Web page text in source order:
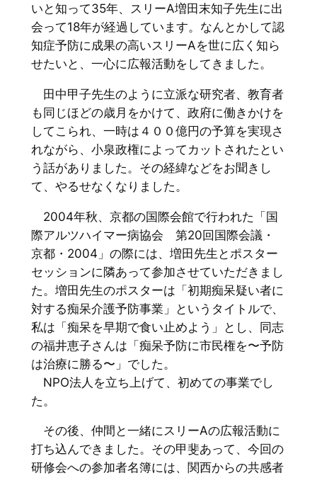
いと知って35年、スリーA増田末知子先生に出
会って18年が経過しています。なんとかして認
知症予防に成果の高いスリーAを世に広く知ら
せたいと、一心に広報活動をしてきました。
田中甲子先生のように立派な研究者、教育者
も同じほどの歳月をかけて、政府に働きかけを
してこられ、一時は４００億円の予算を実現さ
れながら、小泉政権によってカットされたとい
う話がありました。その経緯などをお聞きし
て、やるせなくなりました。
2004年秋、京都の国際会館で行われた「国
際アルツハイマー病協会 第20回国際会議・
京都・2004」の際には、増田先生とポスター
セッションに隣あって参加させていただきまし
た。増田先生のポスターは「初期痴呆疑い者に
対する痴呆介護予防事業」というタイトルで、
私は「痴呆を早期で食い止めよう」とし、同志
の福井恵子さんは「痴呆予防に市民権を〜予防
は治療に勝る〜」でした。
NPO法人を立ち上げて、初めての事業でし
た。
その後、仲間と一緒にスリーAの広報活動に
打ち込んできました。その甲斐あって、今回の
研修会への参加者名簿には、関西からの共感者